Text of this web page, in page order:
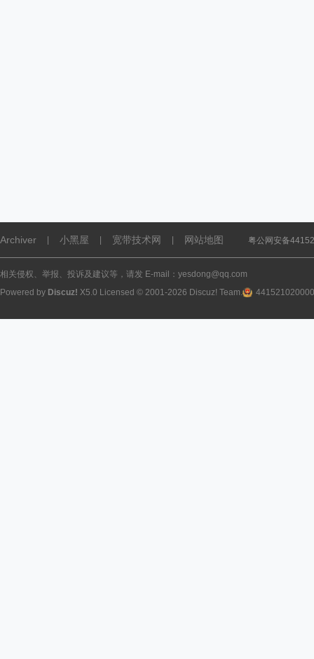
Archiver 小黑屋 宽带技术网 网站地图 粤公网安备
相关侵权、举报、投诉及建议等，请发 E-mail：yesdong@qq.com
Powered by Discuz! X5.0 Licensed © 2001-2026 Discuz! Team.